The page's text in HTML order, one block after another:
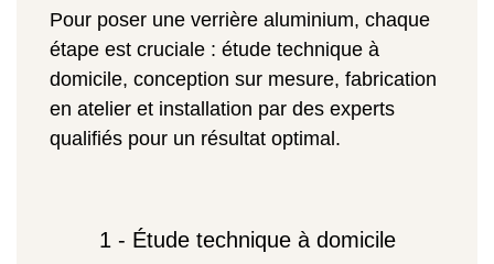
Pour poser une verrière aluminium, chaque
étape est cruciale : étude technique à
domicile, conception sur mesure, fabrication
en atelier et installation par des experts
qualifiés pour un résultat optimal.
1 - Étude technique à domicile